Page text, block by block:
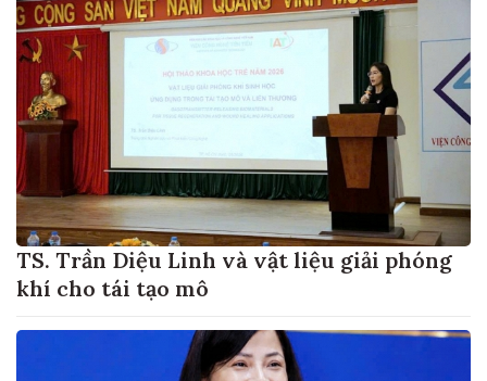
TS. Trần Diệu Linh và vật liệu giải phóng
khí cho tái tạo mô